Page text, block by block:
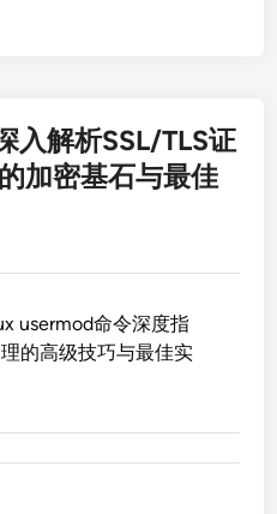
入解析SSL/TLS证
加密基石与最佳
usermod命令深度指
的高级技巧与最佳实